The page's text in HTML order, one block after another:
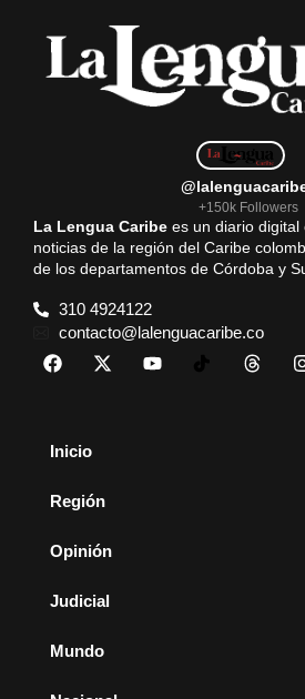
+150k Followers
La Lengua Caribe es un diario
noticias de la región del Caribe
de los departamentos de Córdoba y
310 4924122
contacto@lalenguacaribe.co
Inicio
Región
Opinión
Judicial
Mundo